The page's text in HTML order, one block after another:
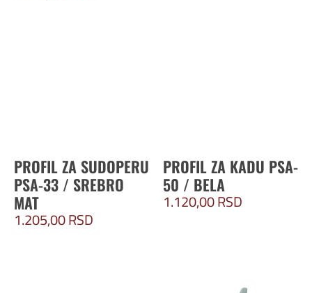
PROFIL ZA SUDOPERU
PSA-33 / SREBRO
MAT
1.205,00RSD
PROFIL ZA KADU PSA-
50 / BELA
1.120,00RSD